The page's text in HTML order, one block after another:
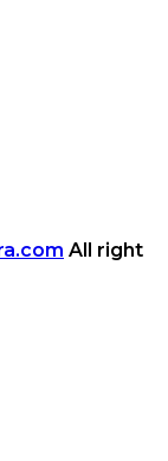
All right